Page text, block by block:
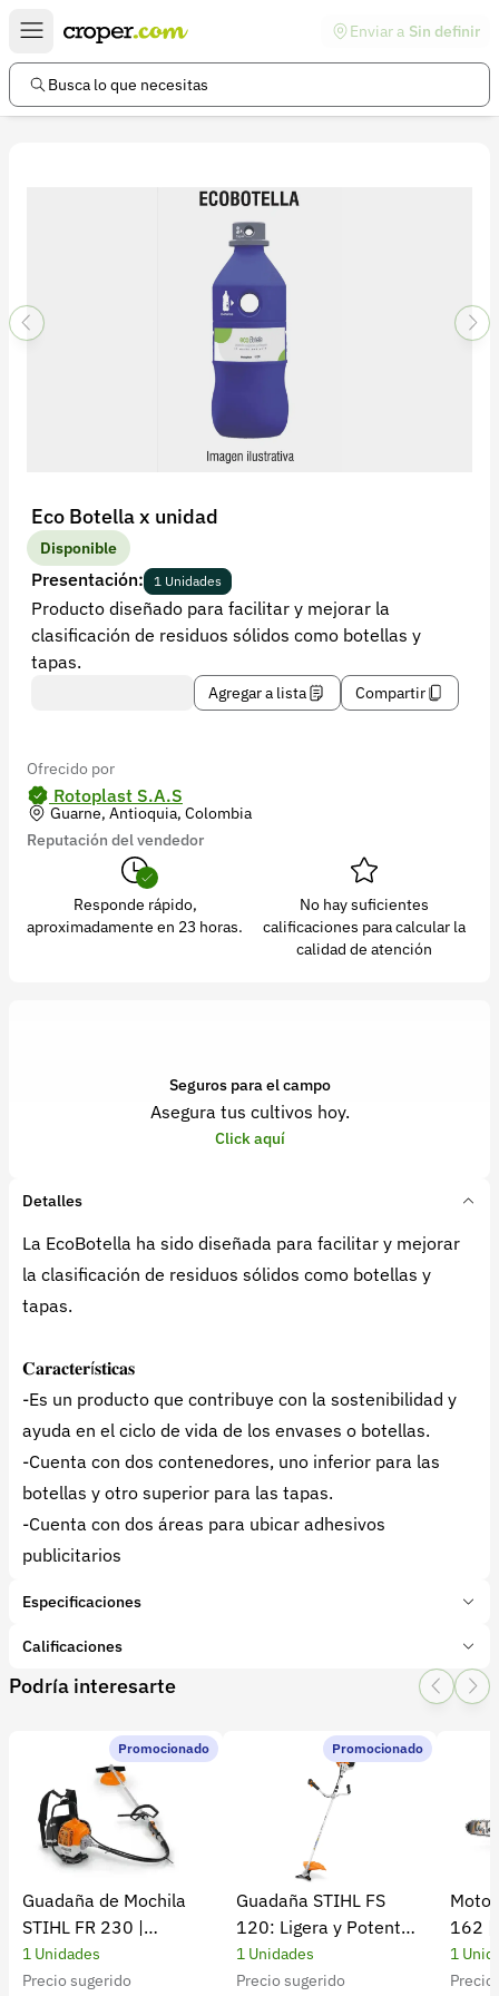
Enviar a Sin definir
Busca lo que necesitas
Eco Botella x unidad
Disponible
Presentación: 1 Unidades
Producto diseñado para facilitar y mejorar la
clasificación de residuos sólidos como botellas y
tapas.
Agregar a lista Compartir
Ofrecido por
Rotoplast S.A.S
Guarne, Antioquia, Colombia
Reputación del vendedor
Responde rápido,
aproximadamente en 23 horas.
No hay suficientes
calificaciones para calcular la
calidad de atención
Seguros para el campo
Asegura tus cultivos hoy.
Click aquí
Detalles
La EcoBotella ha sido diseñada para facilitar y mejorar
la clasificación de residuos sólidos como botellas y
tapas.
𝐂𝐚𝐫𝐚𝐜𝐭𝐞𝐫í𝐬𝐭𝐢𝐜𝐚𝐬
-Es un producto que contribuye con la sostenibilidad y
ayuda en el ciclo de vida de los envases o botellas.
-Cuenta con dos contenedores, uno inferior para las
botellas y otro superior para las tapas.
-Cuenta con dos áreas para ubicar adhesivos
publicitarios
Especificaciones
Marca:
Rotoplast
Tipo de producto:Insumo
Subcategoría:Aseo, limpieza y desinfección
Calificaciones
1 Star
2 Star
3 Star4 Star
0 calificaciones
5 Estrellas
4 Estrellas
3 Estrellas
2 Estrellas
1 Estrellas
Podría interesarte
Promocionado
Guadaña de Mochila
STIHL FR 230 |
Potencia y rendimiento
1 Unidades
Precio sugerido
Promocionado
Guadaña STIHL FS
120: Ligera y Potente
para el Campo
1 Unidades
Precio sugerido
162 |
1
Enlaces de interés
Preguntas frecuentes
Política de privacidad
Recuperar contraseña
Contacto
Soporte
+57 323 2931928
Versión 5.45.0
Síguenos